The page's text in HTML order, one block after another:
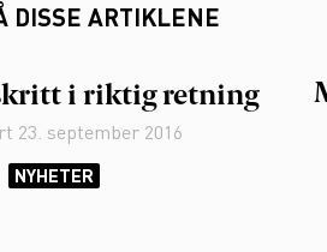
DISSE ARTIKLENE
i riktig retning
23. september 2016
NYHETER